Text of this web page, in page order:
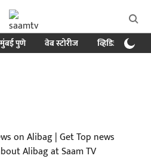
मुंबई पुणे वेब स्टोरीज व्हिडिओ
on Alibag | Get Top news
Alibag at Saam TV